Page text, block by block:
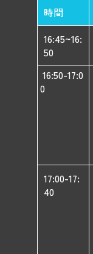
時間
16:45~16:
50
16:50-17:0
0
17:00-17:
40